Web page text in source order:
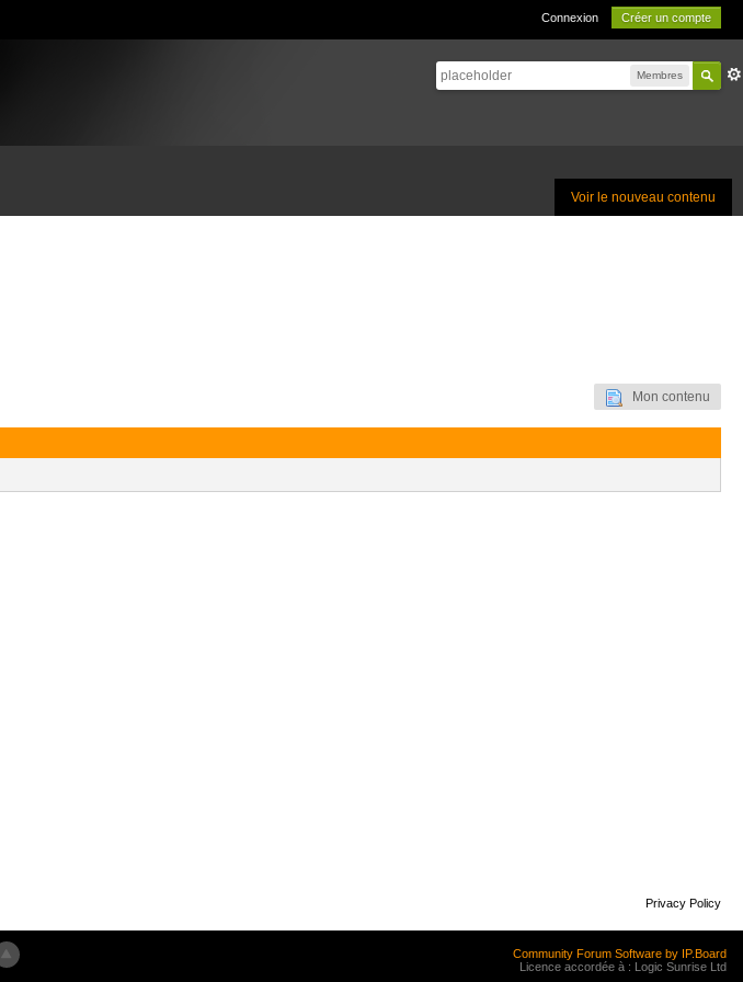
Connexion Créer un compte
Membres
Voir le nouveau contenu
Mon contenu
Privacy Policy
Community Forum Software by IP.Board
Licence accordée à : Logic Sunrise Ltd